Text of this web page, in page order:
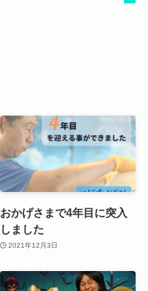
おかげさまで4年目に突入
しました
2021年12月3日